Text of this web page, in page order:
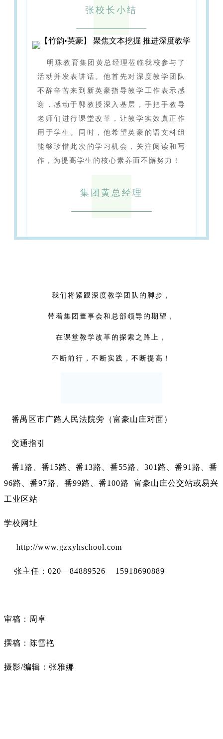
张校长小结
明珠教育集团黄总经理莅临我校参与了
活动并发表讲话。他首先对深度教学团队
不辞辛苦来到新英豪指导教学工作表示感
谢，感动于郭教授深入基层，手把手教导
老师们进行课堂改革，让教学实效真正作
用于学生。同时，他希望英豪的语文科组
能够珍惜此次的学习机会，关注阅读和写
作，为提高学生的核心素养而不懈努力！
集团黄总经理
我们将紧跟深度教学团队的脚步，
带着集团董事会和总部领导的期望，
在课堂教学改革的探索之路上，
不断前行，不断实践，不断提高！
番禺区市广路人民法院旁（富豪山庄对面）
交通指引
番1路、番15路、番13路、番55路、301路、番91路、番
96路、番97路、番99路、番100路 富豪山庄公交站或易兴
工业区站
学校网址
http://www.gzxyhschool.com
张主任：020—84889526 15918690889
审稿：周卓
撰稿：陈雪艳
摄影/编辑：张雅娜